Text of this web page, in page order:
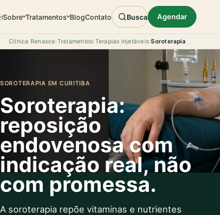
Sobre Tratamentos BlogContato Buscar Agendar
Clínica Renasce›Tratamentos›Terapias injetáveis›Soroterapia
SOROTERAPIA EM CURITIBA
Soroterapia:
reposição
endovenosa com
indicação real, não
com promessa.
A soroterapia repõe vitaminas e nutrientes